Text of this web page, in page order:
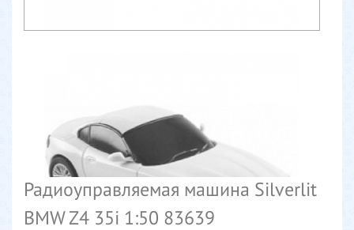
Радиоуправляемая машина Silverlit
BMW Z4 35i 1:50 83639